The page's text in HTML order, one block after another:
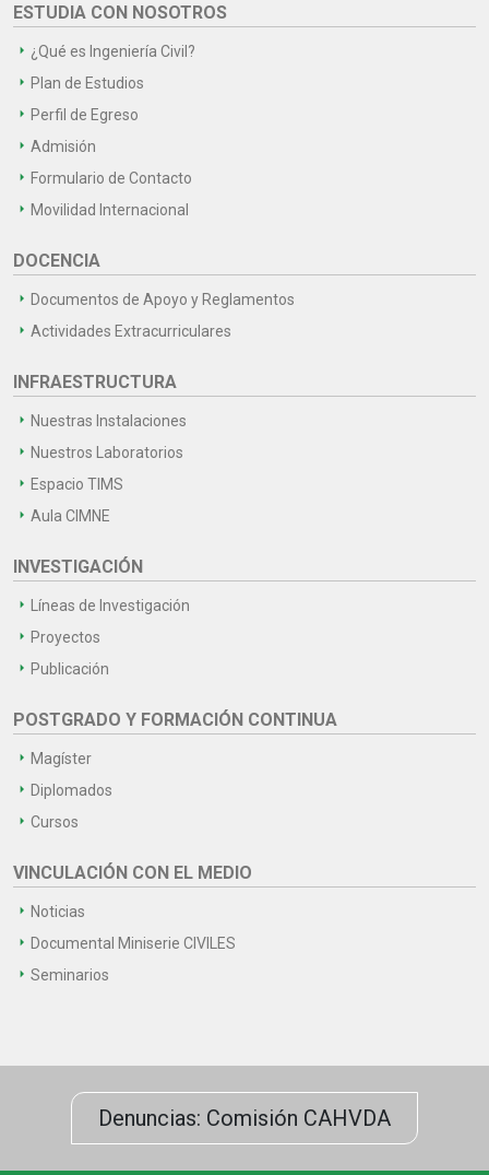
ESTUDIA CON NOSOTROS
¿Qué es Ingeniería Civil?
Plan de Estudios
Perfil de Egreso
Admisión
Formulario de Contacto
Movilidad Internacional
DOCENCIA
Documentos de Apoyo y Reglamentos
Actividades Extracurriculares
INFRAESTRUCTURA
Nuestras Instalaciones
Nuestros Laboratorios
Espacio TIMS
Aula CIMNE
INVESTIGACIÓN
Líneas de Investigación
Proyectos
Publicación
POSTGRADO Y FORMACIÓN CONTINUA
Magíster
Diplomados
Cursos
VINCULACIÓN CON EL MEDIO
Noticias
Documental Miniserie CIVILES
Seminarios
Denuncias: Comisión CAHVDA